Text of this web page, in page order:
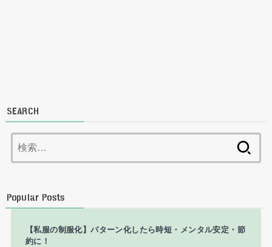
SEARCH
索:
Popular Posts
【私服の制服化】パターン化したら時短・メンタル安定・節
約に！